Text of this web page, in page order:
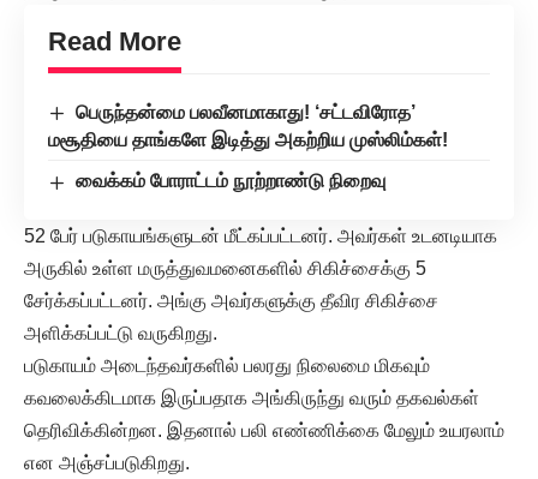
Read More
பெருந்தன்மை பலவீனமாகாது! ‘சட்டவிரோத’
மசூதியை தாங்களே இடித்து அகற்றிய முஸ்லிம்கள்!
வைக்கம் போராட்டம் நூற்றாண்டு நிறைவு
52 பேர் படுகாயங்களுடன் மீட்கப்பட்டனர். அவர்கள் உடனடியாக
அருகில் உள்ள மருத்துவமனைகளில் சிகிச்சைக்கு 5
சேர்க்கப்பட்டனர். அங்கு அவர்களுக்கு தீவிர சிகிச்சை
அளிக்கப்பட்டு வருகிறது.
படுகாயம் அடைந்தவர்களில் பலரது நிலைமை மிகவும்
கவலைக்கிடமாக இருப்பதாக அங்கிருந்து வரும் தகவல்கள்
தெரிவிக்கின்றன. இதனால் பலி எண்ணிக்கை மேலும் உயரலாம்
என அஞ்சப்படுகிறது.